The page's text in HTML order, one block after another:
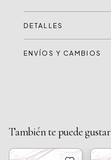
DETALLES
ENVÍOS Y CAMBIOS
También te puede gustar